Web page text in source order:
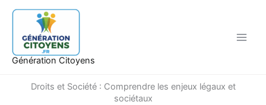
Aller
contenu
Génération Citoyens
Droits et Société : Comprendre les enjeux légaux et
sociétaux